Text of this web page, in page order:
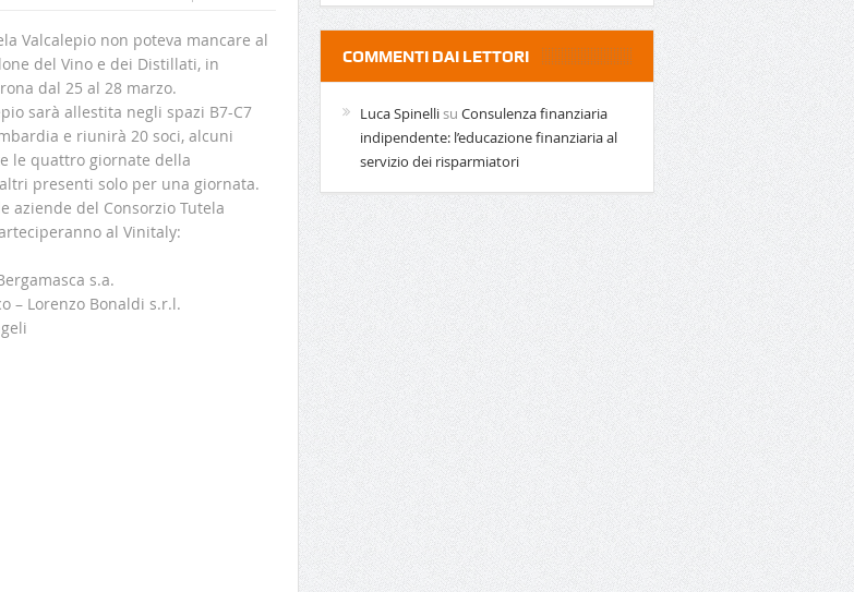
Valcalepio non poteva mancare al
del Vino e dei Distillati, in
dal 25 al 28 marzo.
sarà allestita negli spazi B7-C7
e riunirà 20 soci, alcuni
le quattro giornate della
presenti solo per una giornata.
aziende del Consorzio Tutela
al Vinitaly:
s.a.
– Lorenzo Bonaldi s.r.l.
COMMENTI DAI LETTORI
Luca Spinellisu Consulenza finanziaria
indipendente: l’educazione finanziaria al
servizio dei risparmiatori